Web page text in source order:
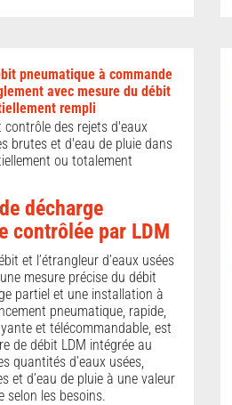
contrôle des rejets d'eaux
brutes et d'eau de pluie dans
ou totalement
décharge
contrôlée par LDM
et l’étrangleur d’eaux usées
mesure précise du débit
partiel et une installation à
pneumatique, rapide,
et télécommandable, est
de débit LDM intégrée au
quantités d’eaux usées,
et d’eau de pluie à une valeur
selon les besoins.